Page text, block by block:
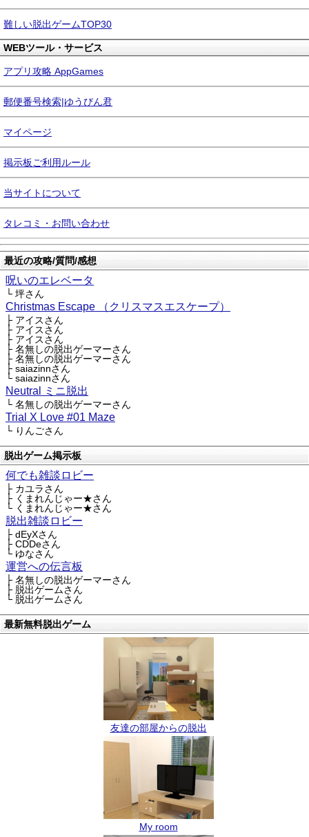
難しい脱出ゲームTOP30
WEBツール・サービス
アプリ攻略 AppGames
郵便番号検索|ゆうびん君
マイページ
掲示板ご利用ルール
当サイトについて
タレコミ・お問い合わせ
最近の攻略/質問/感想
呪いのエレベータ
└ 坪さん
Christmas Escape （クリスマスエスケープ）
├ アイスさん
├ アイスさん
├ アイスさん
├ 名無しの脱出ゲーマーさん
├ 名無しの脱出ゲーマーさん
├ saiazinnさん
└ saiazinnさん
Neutral ミニ脱出
└ 名無しの脱出ゲーマーさん
Trial X Love #01 Maze
└ りんごさん
脱出ゲーム掲示板
何でも雑談ロビー
├ カユラさん
├ くまれんじゃー★さん
└ くまれんじゃー★さん
脱出雑談ロビー
├ dEyXさん
├ CDDeさん
└ ゆなさん
運営への伝言板
├ 名無しの脱出ゲーマーさん
├ 脱出ゲームさん
└ 脱出ゲームさん
最新無料脱出ゲーム
友達の部屋からの脱出
My room